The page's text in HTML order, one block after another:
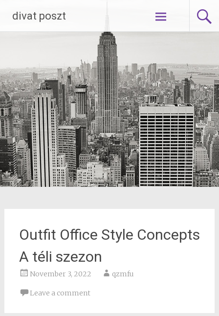
content
divat poszt
Outfit Office Style Concepts
A téli szezon
November 3, 2022 qzmfu
Leave a comment